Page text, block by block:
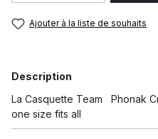
Ajouter à la liste de souhaits
Description
La Casquette Team Phonak
one size fits all